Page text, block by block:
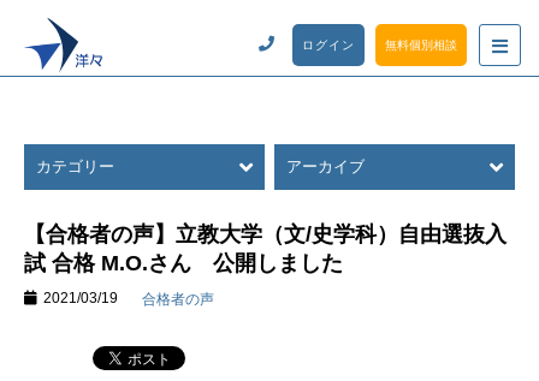
ログイン 無料個別相談
カテゴリー アーカイブ
【合格者の声】立教大学（文/史学科）自由選抜入
試 合格 M.O.さん 公開しました
2021/03/19 合格者の声